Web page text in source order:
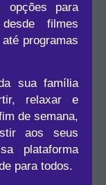
opções para
filmes
programas
sua família
relaxar e
de semana,
aos seus
plataforma
para todos.